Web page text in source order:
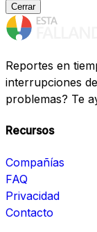
Cerrar
Reportes en
interrupciones
problemas? Te
Recursos
Compañías
FAQ
Privacidad
Contacto